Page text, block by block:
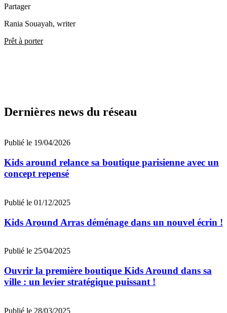
Partager
Rania Souayah, writer
Prêt à porter
Dernières news du réseau
Publié le 19/04/2026
Kids around relance sa boutique parisienne avec un
concept repensé
Publié le 01/12/2025
Kids Around Arras déménage dans un nouvel écrin !
Publié le 25/04/2025
Ouvrir la première boutique Kids Around dans sa
ville : un levier stratégique puissant !
Publié le 28/03/2025